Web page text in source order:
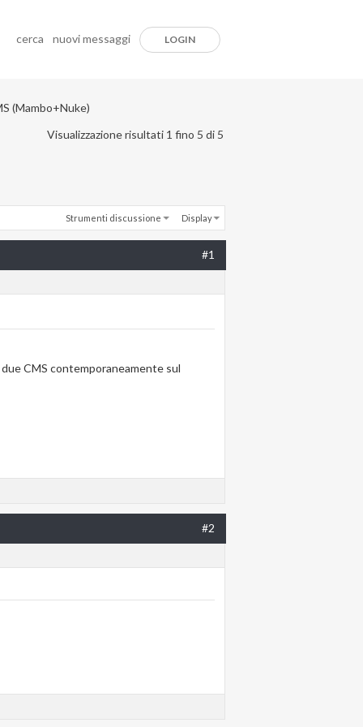
cerca nuovi messaggi LOGIN
(Mambo+Nuke)
Visualizzazione risultati 1 fino 5 di 5
Strumenti discussione Display
#1
CMS contemporaneamente sul
#2